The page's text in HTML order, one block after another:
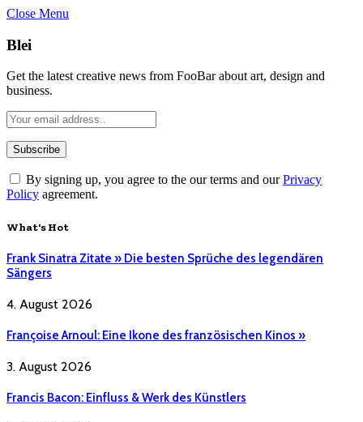
Close Menu
Blei
Get the latest creative news from FooBar about art, design and
business.
By signing up, you agree to the our terms and ourPrivacy
Policy agreement.
What's Hot
Frank Sinatra Zitate » Die besten Sprüche des legendären
Sängers
4. August 2026
Françoise Arnoul: Eine Ikone des französischen Kinos »
3. August 2026
Francis Bacon: Einfluss & Werk des Künstlers